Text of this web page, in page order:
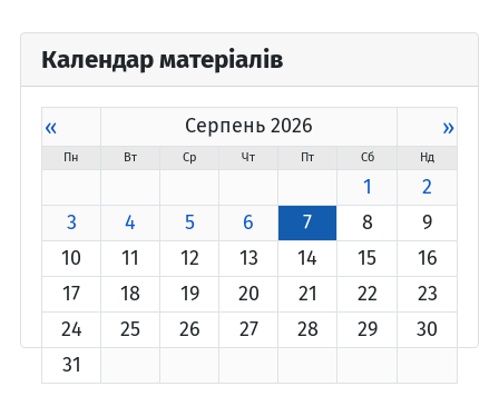
Календар матеріалів
« Серпень 2026 »
Пн Вт Ср Чт Пт Сб Нд
1
2
3
4 5 6 7 8
9
10
11 12 13 14 15
16
17
18 19 20 21 22
23
24
25 26 27 28 29
30
31